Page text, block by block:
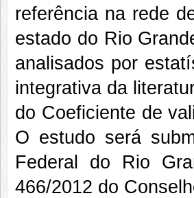
referência na rede
estado do Rio
analisados por
integrativa da
do Coeficiente de
O estudo será
Federal do Rio
466/2012 do